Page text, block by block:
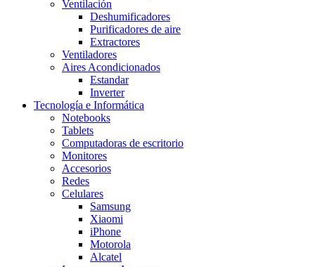
Ventilación
Deshumificadores
Purificadores de aire
Extractores
Ventiladores
Aires Acondicionados
Estandar
Inverter
Tecnología e Informática
Notebooks
Tablets
Computadoras de escritorio
Monitores
Accesorios
Redes
Celulares
Samsung
Xiaomi
iPhone
Motorola
Alcatel